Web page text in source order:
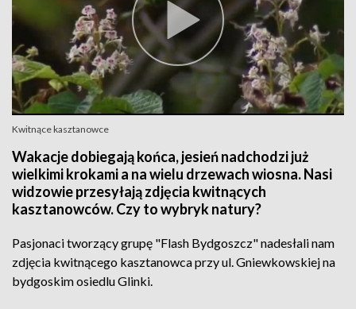
Kwitnące kasztanowce
Wakacje dobiegają końca, jesień nadchodzi już
wielkimi krokami a na wielu drzewach wiosna. Nasi
widzowie przesyłają zdjęcia kwitnących
kasztanowców. Czy to wybryk natury?
Pasjonaci tworzący grupę "Flash Bydgoszcz" nadesłali nam
zdjęcia kwitnącego kasztanowca przy ul. Gniewkowskiej na
bydgoskim osiedlu Glinki.